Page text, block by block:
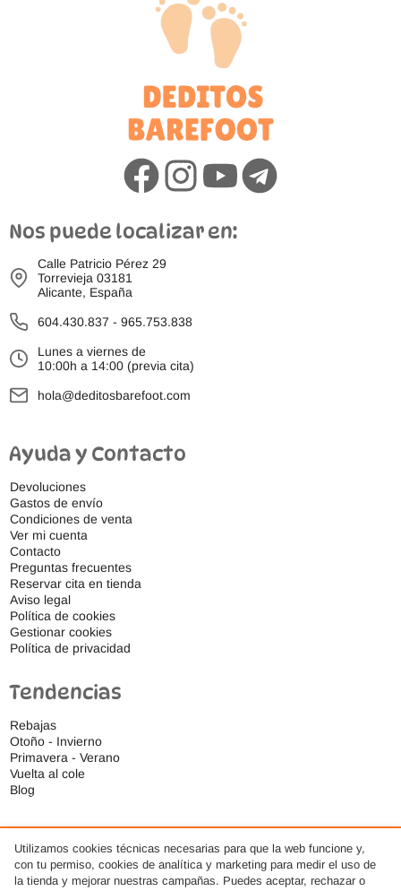
Nos puede localizar en:
Calle Patricio Pérez 29
Torrevieja 03181
Alicante, España
604.430.837 - 965.753.838
Lunes a viernes de
10:00h a 14:00 (previa cita)
hola@deditosbarefoot.com
Ayuda y Contacto
Devoluciones
Gastos de envío
Condiciones de venta
Ver mi cuenta
Contacto
Preguntas frecuentes
Reservar cita en tienda
Aviso legal
Política de cookies
Gestionar cookies
Política de privacidad
Tendencias
Rebajas
Otoño - Invierno
Primavera - Verano
Vuelta al cole
Blog
Utilizamos cookies técnicas necesarias para que la web funcione y,
con tu permiso, cookies de analítica y marketing para medir el uso de
la tienda y mejorar nuestras campañas. Puedes aceptar, rechazar o